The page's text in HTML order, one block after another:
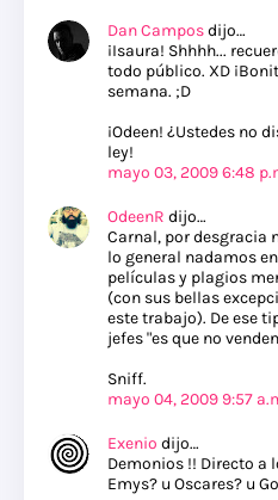
Dan Camposdijo…
¡Isaura! Shhhh...
todo público. XD
semana. ;D
¡Odeen! ¿Ustedes no
ley!
mayo 03, 2009 6:48
OdeenR dijo…
Carnal, por desgracia
lo general nadamos
películas y plagios
(con sus bellas
este trabajo). De ese
jefes "es que no
Sniff.
mayo 04, 2009 9:57
Exenio dijo…
Demonios !! Directo a
Emys? u Oscares? u